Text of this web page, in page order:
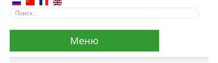
Меню